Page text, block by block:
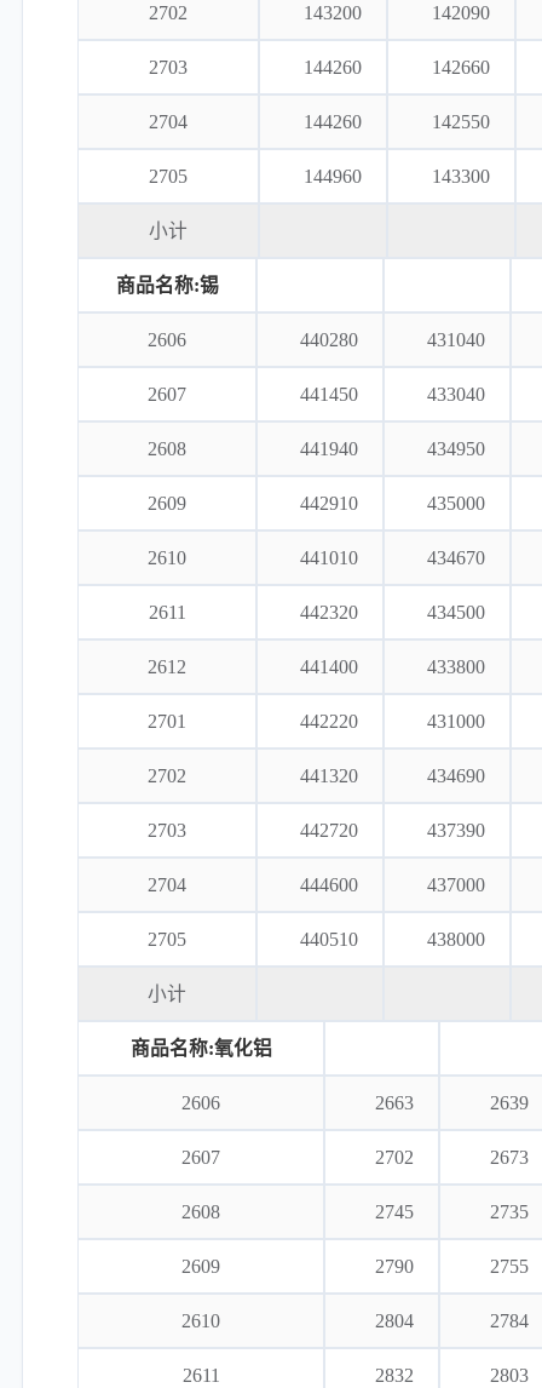
2702 143200 142090
2703 144260 142660
2704 144260 142550
2705 144960 143300
小计
商品名称:锡
2606 440280 431040
2607 441450 433040
2608 441940 434950
2609 442910 435000
2610 441010 434670
2611 442320 434500
2612 441400 433800
2701 442220 431000
2702 441320 434690
2703 442720 437390
2704 444600 437000
2705 440510 438000
小计
商品名称:氧化铝
2606 2663 2639
2607 2702 2673
2608 2745 2735
2609 2790 2755
2610 2804 2784
2611 2832 2803